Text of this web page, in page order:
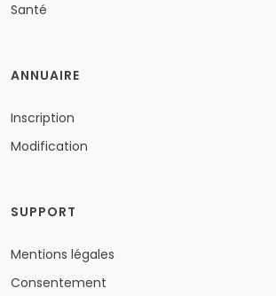
Santé
ANNUAIRE
Inscription
Modification
SUPPORT
Mentions légales
Consentement